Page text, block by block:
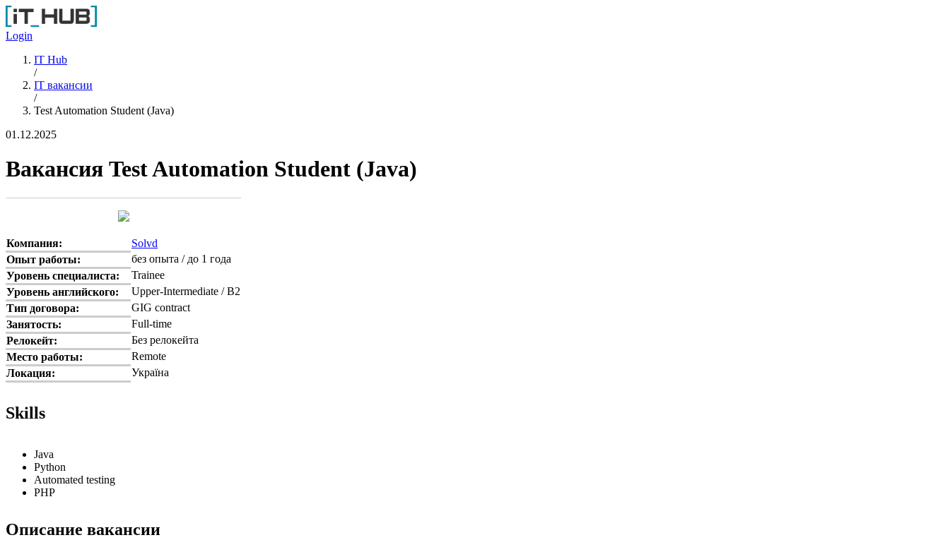
Перейти к основному содержанию
Login
IT Hub
/
IT вакансии
/
Test Automation Student (Java)
01.12.2025
Вакансия Test Automation Student (Java)
Компания:
Solvd
Опыт работы:
без опыта / до 1 года
Уровень специалиста:
Trainee
Уровень английского:
Upper-Intermediate / B2
Тип договора:
GIG contract
Занятость:
Full-time
Релокейт:
Без релокейта
Место работы:
Remote
Локация:
Україна
Skills
Java
Python
Automated testing
PHP
Описание вакансии